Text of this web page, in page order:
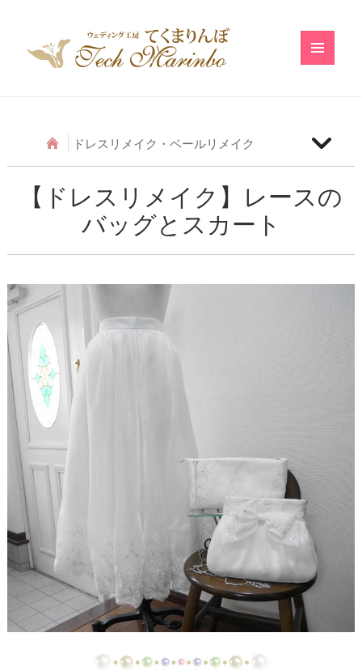
ドレスリメイク・ベールリメイク
【ドレスリメイク】アシメトリーフリルのベビード
【ドレスリメイク】ふわふわ巻きバラのベビードレ
ス
【ドレスリメイク】ストライプスカートのベビード
レス
【ドレスリメイク】フラワーモチーフのポーチ＆ク
【ドレスリメイク】ふわふわオーバースカートのツ
ーウェイベビードレス
【ドレスリメイク】ベビードレス＆お宮参りケープ
【ドレスリメイク】ママとお揃いリボンのベビード
レス
【ドレス＆ベールリメイク】ラブリーリボンのベビ
【ドレスリメイク】レースの
バッグとスカート